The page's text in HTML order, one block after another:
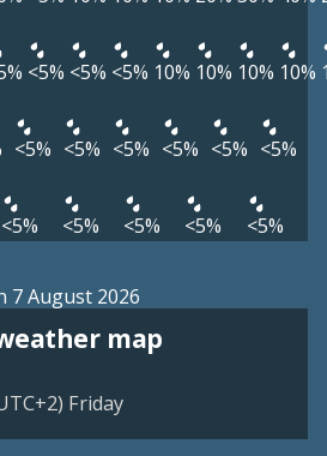
<5% <5% <5% 10% 10% 10% 10%
<5% <5% <5% <5% <5% <5%
<5% <5% <5% <5% <5%
7 August 2026
map
Friday